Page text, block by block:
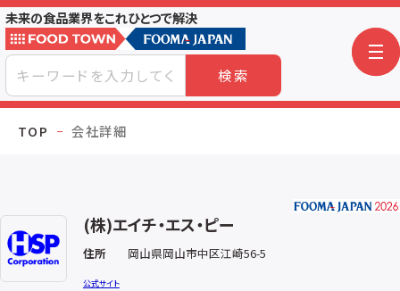
未来の食品業界をこれひとつで解決
検索
TOP 会社詳細
(株)エイチ・エス・ピー
住所 岡山県岡山市中区江崎56-5
公式サイト